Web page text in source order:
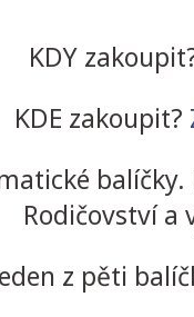
KDY
KDE zakoupit?
Rodičovství a
z pěti